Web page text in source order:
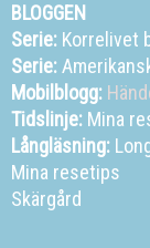
BLOGGEN
Serie: Korrelivet
Serie:
Mobilblogg:
Tidslinje: Mina
Långläsning:
Mina resetips
Skärgård